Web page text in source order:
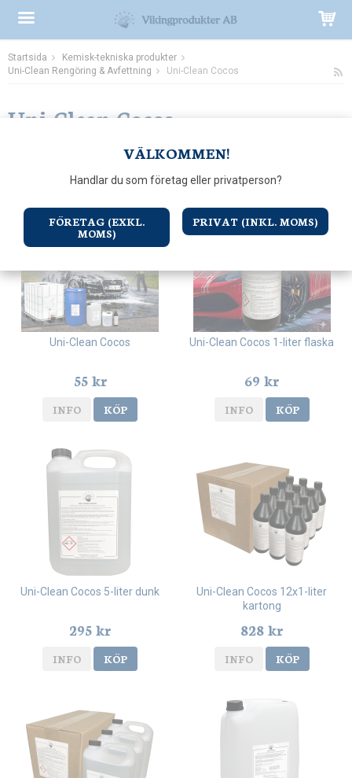
VÄLKOMMEN!
Handlar du som företag eller privatperson?
FÖRETAG (EXKL.
MOMS)
PRIVAT (INKL. MOMS)
Produkten har blivit tillagd i varukorgen
Startsida
Kemisk-tekniska produkter
Uni-Clean Rengöring & Avfettning
Uni-Clean Cocos
Uni-Clean Cocos
Uni-Clean Cocos
55 kr
INFO KÖP
Uni-Clean Cocos 1-liter flaska
69 kr
INFO KÖP
Uni-Clean Cocos 5-liter dunk
295 kr
INFO KÖP
Uni-Clean Cocos 12x1-liter
kartong
828 kr
INFO KÖP